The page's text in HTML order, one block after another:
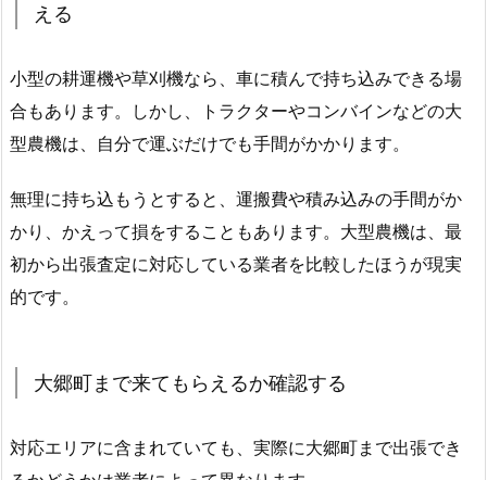
える
小型の耕運機や草刈機なら、車に積んで持ち込みできる場
合もあります。しかし、トラクターやコンバインなどの大
型農機は、自分で運ぶだけでも手間がかかります。
無理に持ち込もうとすると、運搬費や積み込みの手間がか
かり、かえって損をすることもあります。大型農機は、最
初から出張査定に対応している業者を比較したほうが現実
的です。
大郷町まで来てもらえるか確認する
対応エリアに含まれていても、実際に大郷町まで出張でき